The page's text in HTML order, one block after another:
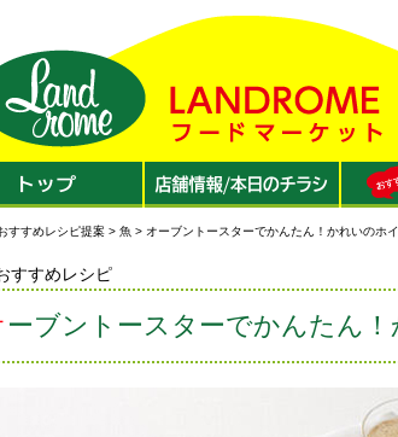
すすめレシピ提案 > 魚 > オーブントースターでかんたん！かれいのホ
すすめレシピ
オーブントースターでかんたん